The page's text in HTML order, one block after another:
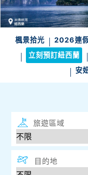
楓景拾光 2026連
立刻預訂紐西蘭
安
旅遊區域
目的地